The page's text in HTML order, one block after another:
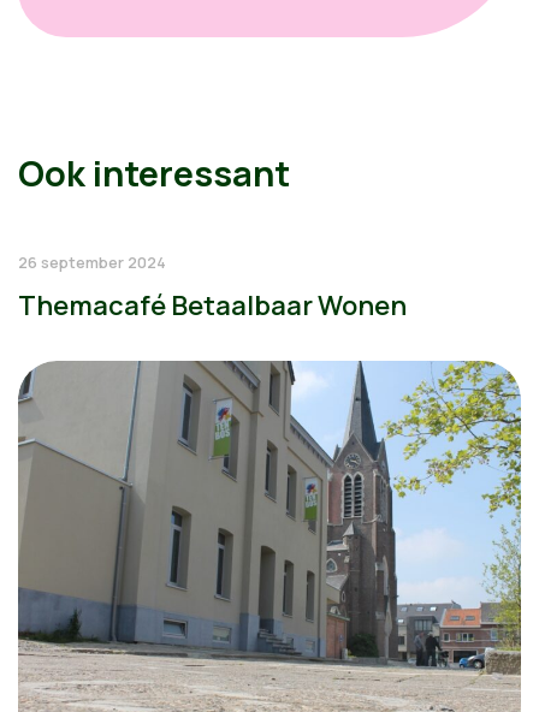
Ook interessant
26 september 2024
Themacafé Betaalbaar Wonen